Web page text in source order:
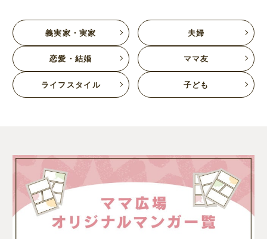
義実家・実家 夫婦
恋愛・結婚 ママ友
ライフスタイル 子ども